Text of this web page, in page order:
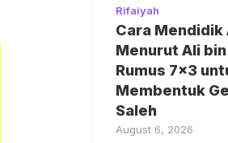
Rifaiyah
Cara Mendidik
Menurut Ali
Rumus 7×3
Membentuk
Saleh
August 6, 2026